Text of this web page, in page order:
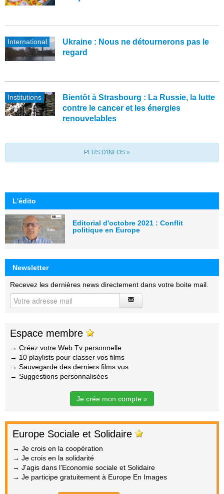
International
Ukraine : Nous ne détournerons pas le
regard
Institutions
Bientôt à Strasbourg : La Russie, la lutte
contre le cancer et les énergies
renouvelables
PLUS D'INFOS »
L'édito
Editorial d'octobre 2021 : Conflit
politique en Europe
Newsletter
Recevez les dernières news directement dans votre boite mail.
Espace membre
→ Créez votre Web Tv personnelle
→ 10 playlists pour classer vos films
→ Sauvegarde des derniers films vus
→ Suggestions personnalisées
Je crée mon compte »
Europe Sociale et Solidaire
→ Je crois en la coopération
→ Je crois en la solidarité
→ J'agis dans l'Economie sociale et Solidaire
→ Je participe gratuitement à Europe En Images